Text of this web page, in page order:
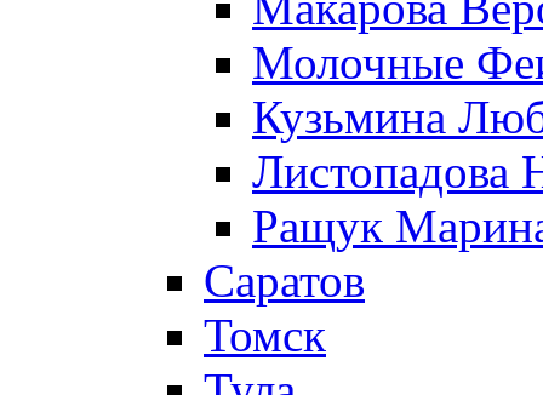
Молочные
Кузьмина
Листопадова
Ращук
Саратов
Томск